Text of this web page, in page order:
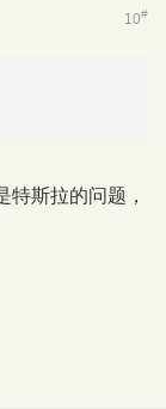
10#
斯拉的问题，